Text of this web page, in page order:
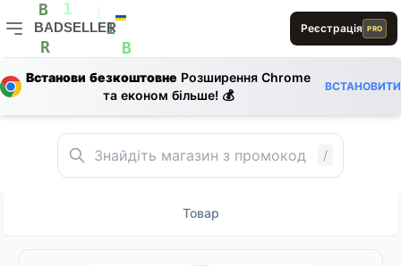
S
B
1
R
E
1
L
B
BADSELLER
BADSELLER — порівняння цін і знижки
Реєстрація PRO
Встанови безкоштовне Розширення Chrome
та економ більше! 💰
ВСТАНОВИТИ
/
Товар